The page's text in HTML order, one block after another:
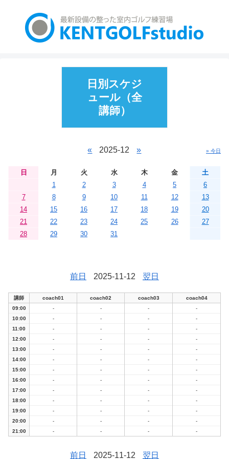
日別スケジ
ュール（全
講師）
« 2025-12 » » 今日
日 月 火 水 木 金
土
1
2 3 4 5
6
7
8 9 10 11 12
13
14
15 16 17 18 19
20
21
22 23 24 25 26
27
28
29 30 31
前日 2025-11-12 翌日
講師 coach01 coach02 coach03
coach04
09:00
- - -
-
10:00
- - -
-
11:00
- - -
-
12:00
- - -
-
13:00
- - -
-
14:00
- - -
-
15:00
- - -
-
16:00
- - -
-
17:00
- - -
-
18:00
- - -
-
19:00
- - -
-
20:00
- - -
-
21:00
- - - -
前日 2025-11-12 翌日